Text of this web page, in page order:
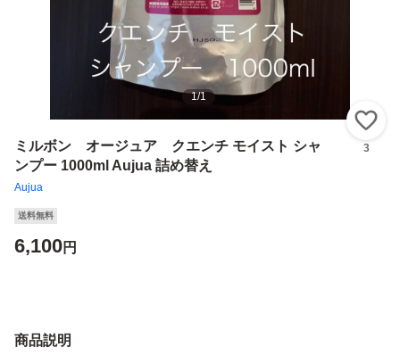
1/1
ミルボン オージュア クエンチ モイスト シャ
ンプー 1000ml Aujua 詰め替え
Aujua
3
送料無料
6,100円
商品説明